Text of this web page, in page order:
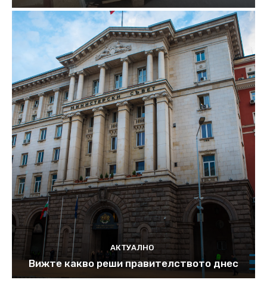
АКТУАЛНО
Вижте какво реши правителството днес